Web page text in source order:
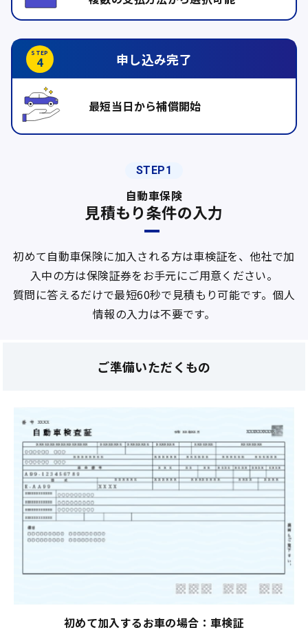
申し込み完了
最短当日から補償開始
STEP1
自動車保険
見積もり条件の入力
初めて自動車保険に加入される方は車検証を、他社で加
入中の方は保険証券をお手元にご用意ください。
質問に答えるだけで最短60秒で見積もり可能です。個人
情報の入力は不要です。
ご準備いただくもの
初めて加入するお車の場合：車検証